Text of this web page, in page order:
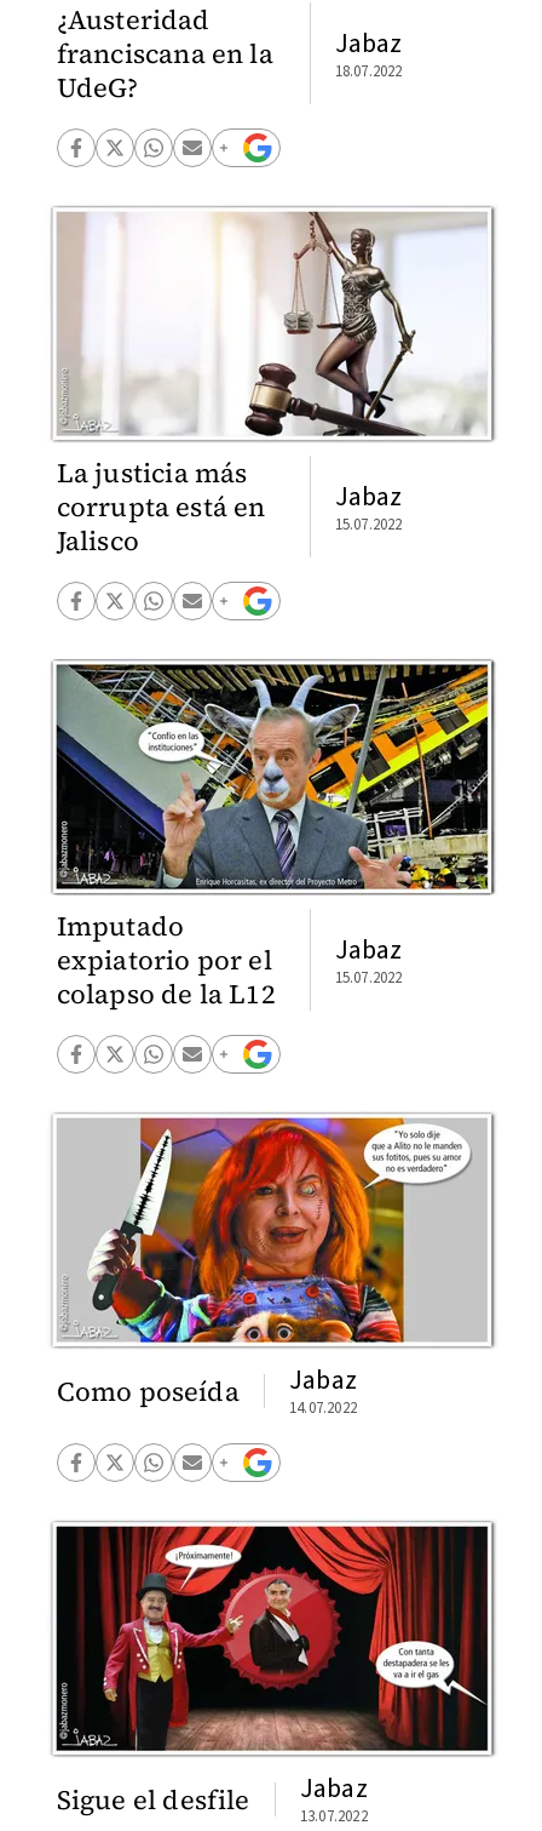
¿Austeridad
franciscana en la
UdeG?
Jabaz
18.07.2022
La justicia más
corrupta está en
Jalisco
Jabaz
15.07.2022
Imputado
expiatorio por el
colapso de la L12
Jabaz
15.07.2022
Como poseída Jabaz
14.07.2022
Sigue el desfile Jabaz
13.07.2022